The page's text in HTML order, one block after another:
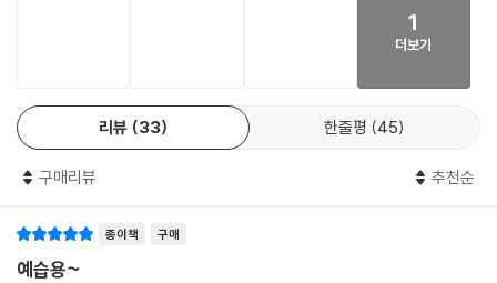
1
더보기
리뷰 33 한줄평 45
구매리뷰 추천순
종이책 구매
예습용~